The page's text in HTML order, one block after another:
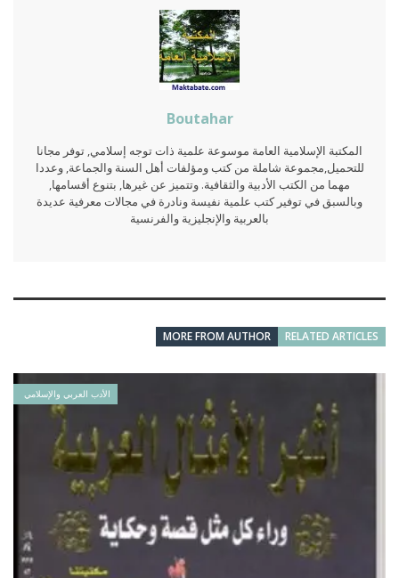
Boutahar
المكتبة الإسلامية العامة موسوعة علمية ذات توجه إسلامي, توفر مجانا
للتحميل,مجموعة شاملة من كتب ومؤلفات أهل السنة والجماعة, وعددا
مهما من الكتب الأدبية والثقافية. وتتميز عن غيرها, بتنوع أقسامها,
وبالسبق في توفير كتب علمية نفيسة ونادرة في مجالات معرفية عديدة
بالعربية والإنجليزية والفرنسية
RELATED ARTICLES
MORE FROM AUTHOR
الأدب العربي والإسلامي